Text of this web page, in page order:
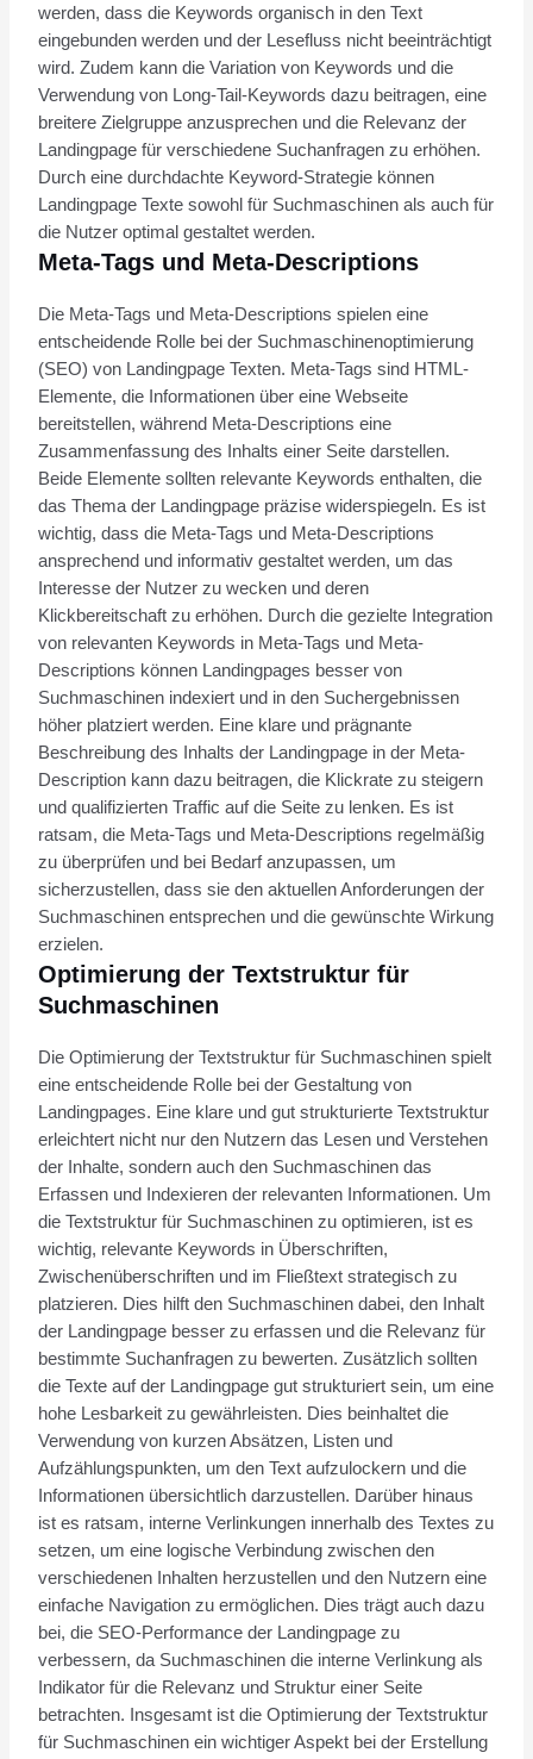
werden, dass die Keywords organisch in den Text
eingebunden werden und der Lesefluss nicht beeinträchtigt
wird. Zudem kann die Variation von Keywords und die
Verwendung von Long-Tail-Keywords dazu beitragen, eine
breitere Zielgruppe anzusprechen und die Relevanz der
Landingpage für verschiedene Suchanfragen zu erhöhen.
Durch eine durchdachte Keyword-Strategie können
Landingpage Texte sowohl für Suchmaschinen als auch für
die Nutzer optimal gestaltet werden.
Meta-Tags und Meta-Descriptions
Die Meta-Tags und Meta-Descriptions spielen eine
entscheidende Rolle bei der Suchmaschinenoptimierung
(SEO) von Landingpage Texten. Meta-Tags sind HTML-
Elemente, die Informationen über eine Webseite
bereitstellen, während Meta-Descriptions eine
Zusammenfassung des Inhalts einer Seite darstellen.
Beide Elemente sollten relevante Keywords enthalten, die
das Thema der Landingpage präzise widerspiegeln. Es ist
wichtig, dass die Meta-Tags und Meta-Descriptions
ansprechend und informativ gestaltet werden, um das
Interesse der Nutzer zu wecken und deren
Klickbereitschaft zu erhöhen. Durch die gezielte Integration
von relevanten Keywords in Meta-Tags und Meta-
Descriptions können Landingpages besser von
Suchmaschinen indexiert und in den Suchergebnissen
höher platziert werden. Eine klare und prägnante
Beschreibung des Inhalts der Landingpage in der Meta-
Description kann dazu beitragen, die Klickrate zu steigern
und qualifizierten Traffic auf die Seite zu lenken. Es ist
ratsam, die Meta-Tags und Meta-Descriptions regelmäßig
zu überprüfen und bei Bedarf anzupassen, um
sicherzustellen, dass sie den aktuellen Anforderungen der
Suchmaschinen entsprechen und die gewünschte Wirkung
erzielen.
Optimierung der Textstruktur für
Suchmaschinen
Die Optimierung der Textstruktur für Suchmaschinen spielt
eine entscheidende Rolle bei der Gestaltung von
Landingpages. Eine klare und gut strukturierte Textstruktur
erleichtert nicht nur den Nutzern das Lesen und Verstehen
der Inhalte, sondern auch den Suchmaschinen das
Erfassen und Indexieren der relevanten Informationen. Um
die Textstruktur für Suchmaschinen zu optimieren, ist es
wichtig, relevante Keywords in Überschriften,
Zwischenüberschriften und im Fließtext strategisch zu
platzieren. Dies hilft den Suchmaschinen dabei, den Inhalt
der Landingpage besser zu erfassen und die Relevanz für
bestimmte Suchanfragen zu bewerten. Zusätzlich sollten
die Texte auf der Landingpage gut strukturiert sein, um eine
hohe Lesbarkeit zu gewährleisten. Dies beinhaltet die
Verwendung von kurzen Absätzen, Listen und
Aufzählungspunkten, um den Text aufzulockern und die
Informationen übersichtlich darzustellen. Darüber hinaus
ist es ratsam, interne Verlinkungen innerhalb des Textes zu
setzen, um eine logische Verbindung zwischen den
verschiedenen Inhalten herzustellen und den Nutzern eine
einfache Navigation zu ermöglichen. Dies trägt auch dazu
bei, die SEO-Performance der Landingpage zu
verbessern, da Suchmaschinen die interne Verlinkung als
Indikator für die Relevanz und Struktur einer Seite
betrachten. Insgesamt ist die Optimierung der Textstruktur
für Suchmaschinen ein wichtiger Aspekt bei der Erstellung